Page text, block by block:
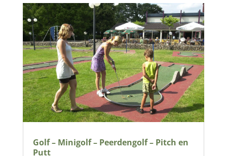
Golf – Minigolf – Peerdengolf – Pitch en
Putt